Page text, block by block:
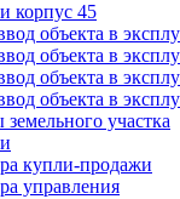
корпус 45
объекта в
объекта в
объекта в
объекта в
участка
купли-продажи
управления